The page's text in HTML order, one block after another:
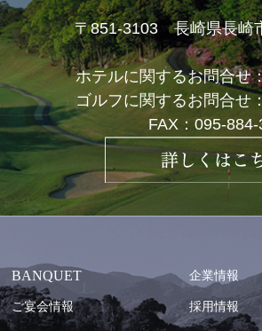
〒851-3103 長崎県長崎
ホテルに関するお問合せ
ゴルフに関するお問合せ
FAX：095-
BANQUET
ご宴会情報
企業情報
採用情報